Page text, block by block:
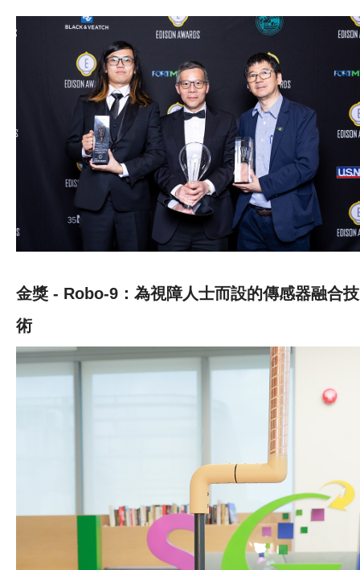
金獎 - Robo-9：為視障人士而設的傳感器融合技
術